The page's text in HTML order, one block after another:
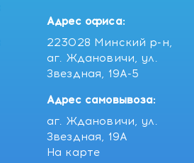
Адрес офиса:
223028 Минский р-н,
аг. Ждановичи, ул.
Звездная, 19А-5
Адрес самовывоза:
аг. Ждановичи, ул.
Звездная, 19А
На карте